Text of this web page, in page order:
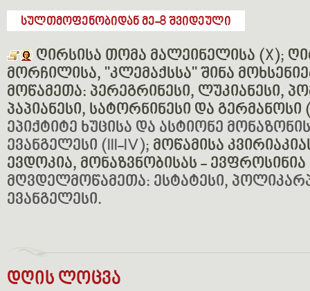
სულთმოფენობიდან მე-8 შვიდეული
ღირსისა თომა მალეინელისა (X);
მორჩილისა, "კლემაქსსა" შინა
მოწამეთა: პერეგრინესი, ლუკიანესი,
პაპიანესი, სატორნინესი და გერმანოსი
ეპიქტიტე ხუცისა და ასტიონე
ევანგელესი (III-IV); მოწამისა
ევდოკია, მონაზვნობისას - ევფროსინია
მღვდელმოწამეთა: ესტატესი,
ევანგელესი.
დღის ლოცვა